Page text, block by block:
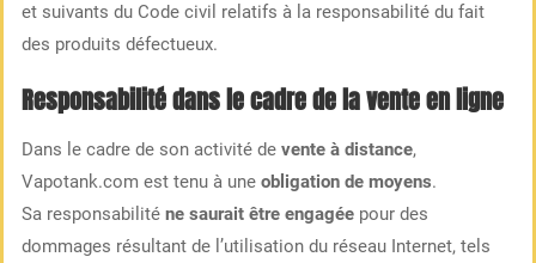
et suivants du Code civil relatifs à la responsabilité du fait
des produits défectueux.
Responsabilité dans le cadre de la vente en ligne
Dans le cadre de son activité de vente à distance,
Vapotank.com est tenu à une obligation de moyens.
Sa responsabilité ne saurait être engagéepour des
dommages résultant de l’utilisation du réseau Internet, tels